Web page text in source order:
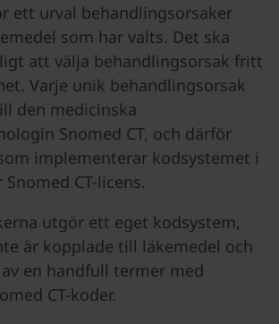
ett urval behandlingsorsaker
som har valts. Det ska
att välja behandlingsorsak fritt
Varje unik behandlingsorsak
den medicinska
Snomed CT, och därför
implementerar kodsystemet i
CT-licens.
utgör ett eget kodsystem,
är kopplade till läkemedel och
en handfull termer med
CT-koder.